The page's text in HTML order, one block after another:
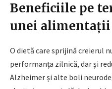
Beneficiile pe
unei alimentații
O dietă care sprijină creierul
performanța zilnică, dar și
Alzheimer și alte boli